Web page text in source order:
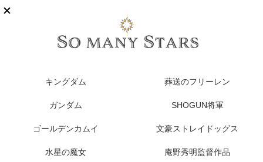
キングダム 葬送のフリーレン
ガンダム SHOGUN将軍
ゴールデンカムイ 文豪ストレイドッグス
水星の魔女 庵野秀明監督作品